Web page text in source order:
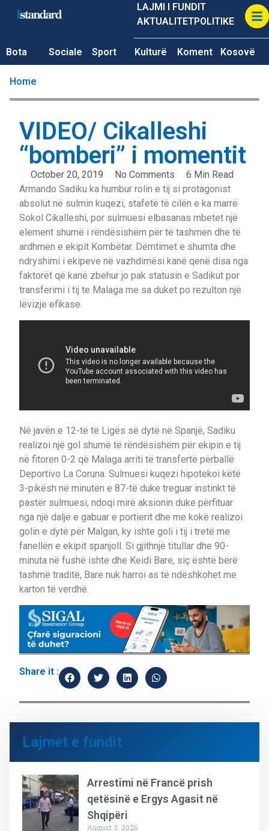
LAJMI I FUNDIT
AKTUALITETPOLITIKE
Bota Sociale Sport Kulturë Koment Kosovë
Home
VIDEO/ Cikalleshi
“bomberi” i momentit
October 20, 2019 No Comments
6 Min Read
Armando Sadiku ka humbur rolin e tij si protagonist
absolut në sulmin kuqezi, stafetë të cilën e ka marrë
Sokol Cikalleshi, por sulmuesi elbasanas mbetet një
element shumë i rëndësishëm për të tashmen dhe të
ardhmen e ekipit Kombëtar. Dëmtimet e shumta dhe
ndryshimi i ekipeve në vazhdimësi kanë qenë disa nga
faktorët që kanë zbehur jo pak statusin e Sadikut por
transferimi i tij te Malaga me sa duket po rezulton një
lëvizje efikase.
Në javën e 12-të të Ligës së dytë në Spanjë, Sadiku
realizoi një gol shumë të rëndësishëm për ekipin e tij
në fitoren 0-2 që Malaga arriti të transfertë përballë
Deportivo La Coruna. Sulmuesi kuqezi hipotekoi këtë
3-pikësh në minutën e 87-të duke treguar instinkt të
pastër sulmuesi, ndoqi mirë aksionin duke përfituar
nga një dalje e gabuar e portierit dhe me kokë realizoi
golin e dytë për Malgan, ky ishte goli i tij i tretë me
fanellën e ekipit spanjoll. Si gjithnjë titullar dhe 90-
minuta në fushë ishte dhe Keidi Bare, siç është bërë
tashmë traditë, Bare nuk harroi as të ndëshkohet me
karton të verdhë.
Share it :
Lajmet e fundit
Arrestimi në Francë prish
qetësinë e Ergys Agasit në
Shqipëri
August 3, 2026